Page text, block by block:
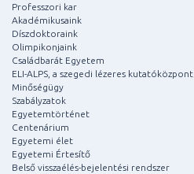
Professzori kar
Akadémikusaink
Díszdoktoraink
Olimpikonjaink
Családbarát Egyetem
ELI-ALPS, a szegedi lézeres kutatóközpont
Minőségügy
Szabályzatok
Egyetemtörténet
Centenárium
Egyetemi élet
Egyetemi Értesítő
Belső visszaélés-bejelentési rendszer